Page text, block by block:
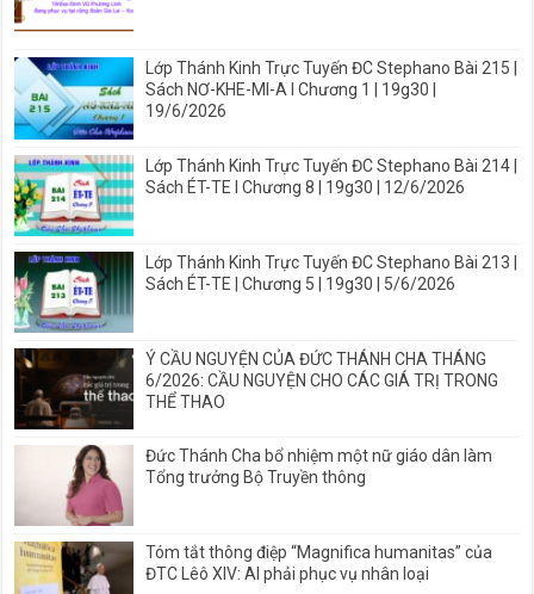
Lớp Thánh Kinh Trực Tuyến ĐC Stephano Bài 215 |
Sách NƠ-KHE-MI-A I Chương 1 | 19g30 |
19/6/2026
Lớp Thánh Kinh Trực Tuyến ĐC Stephano Bài 214 |
Sách ÉT-TE I Chương 8 | 19g30 | 12/6/2026
Lớp Thánh Kinh Trực Tuyến ĐC Stephano Bài 213 |
Sách ÉT-TE | Chương 5 | 19g30 | 5/6/2026
Ý CẦU NGUYỆN CỦA ĐỨC THÁNH CHA THÁNG
6/2026: CẦU NGUYỆN CHO CÁC GIÁ TRỊ TRONG
THỂ THAO
Đức Thánh Cha bổ nhiệm một nữ giáo dân làm
Tổng trưởng Bộ Truyền thông
Tóm tắt thông điệp “Magnifica humanitas” của
ĐTC Lêô XIV: AI phải phục vụ nhân loại